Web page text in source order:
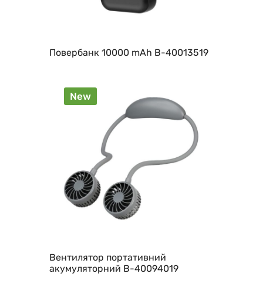
Повербанк 10000 mAh B-40013519
New
Вентилятор портативний
акумуляторний B-40094019